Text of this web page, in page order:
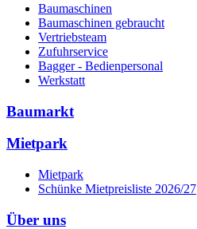
Baumaschinen
Baumaschinen gebraucht
Vertriebsteam
Zufuhrservice
Bagger - Bedienpersonal
Werkstatt
Baumarkt
Mietpark
Mietpark
Schünke Mietpreisliste 2026/27
Über uns